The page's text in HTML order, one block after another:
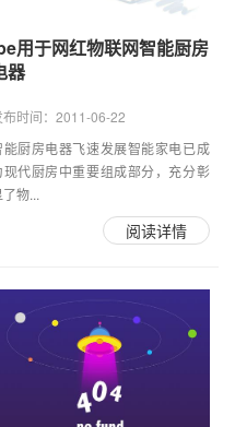
用于网红物联网智能厨房
器
布时间：2011-06-22
能厨房电器飞速发展智能家电已成
现代厨房中重要组成部分，充分彰
了物...
阅读详情